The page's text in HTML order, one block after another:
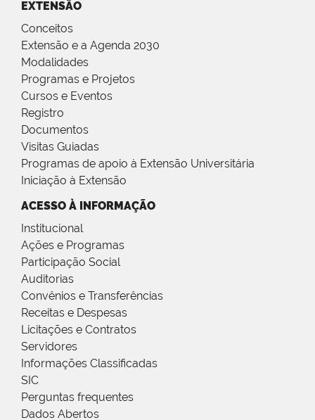
EXTENSÃO
Conceitos
Extensão e a Agenda 2030
Modalidades
Programas e Projetos
Cursos e Eventos
Registro
Documentos
Visitas Guiadas
Programas de apoio à Extensão Universitária
Iniciação à Extensão
ACESSO À INFORMAÇÃO
Institucional
Ações e Programas
Participação Social
Auditorias
Convênios e Transferências
Receitas e Despesas
Licitações e Contratos
Servidores
Informações Classificadas
SIC
Perguntas frequentes
Dados Abertos